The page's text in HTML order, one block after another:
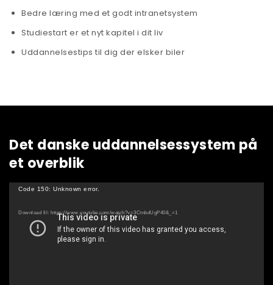
Bedre læring med et godt intranetsystem
Studiestart er et nyt kapitel i dit liv
Uddannelsestips til dig der elsker biler
Det danske uddannelsessystem på
et overblik
Videoafspiller
Code 150: Unknown error.
Download fil: https://www.youtube.com/watch?v=3CtnbdUgP40&_=1